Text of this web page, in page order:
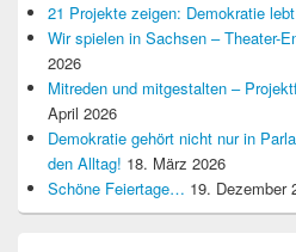
21 Projekte zeigen: Demokratie
Wir spielen in Sachsen – Theater-
2026
Mitreden und mitgestalten –
April 2026
Demokratie gehört nicht nur in
den Alltag! 18. März 2026
Schöne Feiertage… 19. Dezember